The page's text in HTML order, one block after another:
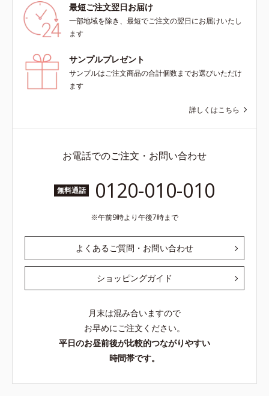
最短ご注文翌日お届け
一部地域を除き、最短でご注文の翌日にお届けいたし
ます
サンプルプレゼント
サンプルはご注文商品の合計個数までお選びいただけ
ます
詳しくはこちら
お電話でのご注文・お問い合わせ
無料通話 0120-010-010
午前9時より午後7時まで
よくあるご質問・お問い合わせ
ショッピングガイド
月末は混み合いますので
お早めにご注文ください。
平日のお昼前後が比較的つながりやすい
時間帯です。